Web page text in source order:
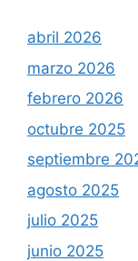
abril 2026
marzo 2026
febrero 2026
octubre 2025
septiembre
agosto 2025
julio 2025
junio 2025